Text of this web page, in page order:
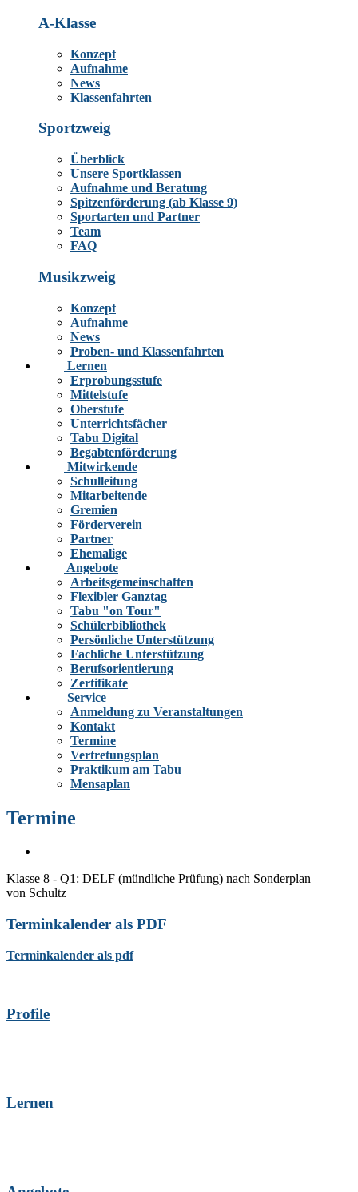
A-Klasse
Konzept
Aufnahme
News
Klassenfahrten
Sportzweig
Überblick
Unsere Sportklassen
Aufnahme und Beratung
Spitzenförderung (ab Klasse 9)
Sportarten und Partner
Team
FAQ
Musikzweig
Konzept
Aufnahme
News
Proben- und Klassenfahrten
Lernen
Erprobungsstufe
Mittelstufe
Oberstufe
Unterrichtsfächer
Tabu Digital
Begabtenförderung
Mitwirkende
Schulleitung
Mitarbeitende
Gremien
Förderverein
Partner
Ehemalige
Angebote
Arbeitsgemeinschaften
Flexibler Ganztag
Tabu "on Tour"
Schülerbibliothek
Persönliche Unterstützung
Fachliche Unterstützung
Berufsorientierung
Zertifikate
Service
Anmeldung zu Veranstaltungen
Kontakt
Termine
Vertretungsplan
Praktikum am Tabu
Mensaplan
Termine
Klasse 8 - Q1: DELF (mündliche Prüfung) nach Sonderplan
von Schultz
Terminkalender als PDF
Terminkalender als pdf
Profile
Lernen